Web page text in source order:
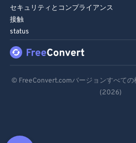
セキュリティとコンプライアンス
接触
status
Español
© FreeConvert.comバージョンすべて
(2026)